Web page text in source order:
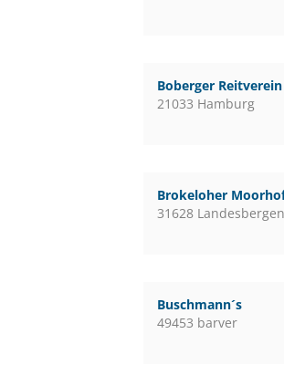
Boberger Reitverein
21033 Hamburg
Brokeloher
31628 Landesbergen
Buschmann´s
49453 barver